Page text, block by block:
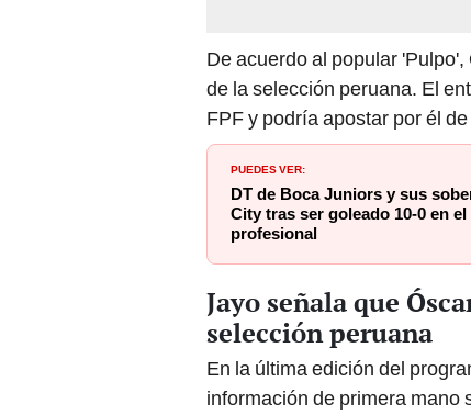
De acuerdo al popular
de la selección peruana. El
FPF y podría apostar por él
PUEDES VER:
DT de Boca Juniors y sus
City tras ser goleado 10-0 en
profesional
Jayo señala que
selección peruana
En la última edición del
información de primera mano